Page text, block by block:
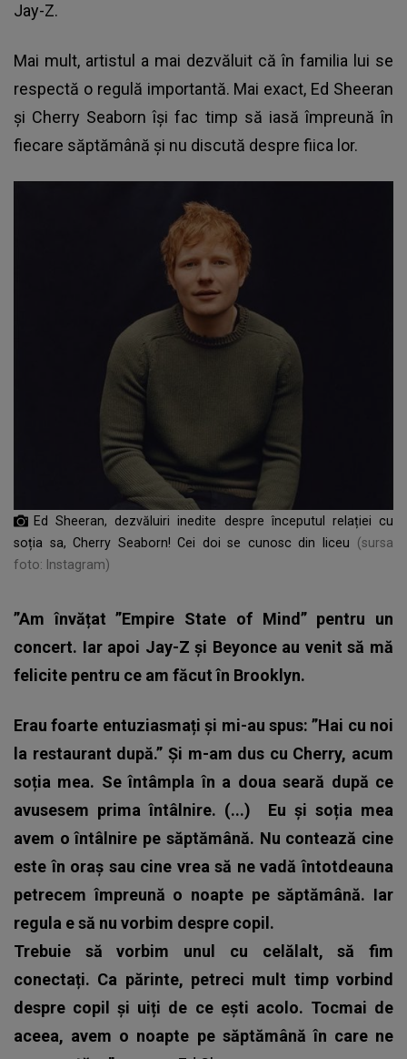
Jay-Z.
Mai mult, artistul a mai dezvăluit că în familia lui se
respectă o regulă importantă. Mai exact, Ed Sheeran
și Cherry Seaborn își fac timp să iasă împreună în
fiecare săptămână și nu discută despre fiica lor.
Ed Sheeran, dezvăluiri inedite despre începutul relației cu
soția sa, Cherry Seaborn! Cei doi se cunosc din liceu
(sursa
foto: Instagram)
”Am învățat ”Empire State of Mind” pentru un
concert. Iar apoi Jay-Z și Beyonce au venit să mă
felicite pentru ce am făcut în Brooklyn.
Erau foarte entuziasmați și mi-au spus: ”Hai cu noi
la restaurant după.” Și m-am dus cu Cherry, acum
soția mea. Se întâmpla în a doua seară după ce
avusesem prima întâlnire. (...) Eu și soția mea
avem o întâlnire pe săptămână. Nu contează cine
este în oraș sau cine vrea să ne vadă întotdeauna
petrecem împreună o noapte pe săptămână. Iar
regula e să nu vorbim despre copil.
Trebuie să vorbim unul cu celălalt, să fim
conectați. Ca părinte, petreci mult timp vorbind
despre copil și uiți de ce ești acolo. Tocmai de
aceea, avem o noapte pe săptămână în care ne